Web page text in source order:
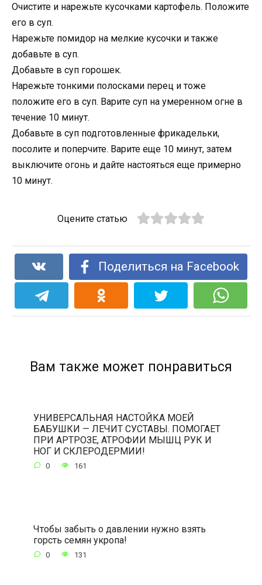
Очистите и нарежьте кусочками картофель. Положите
его в суп.
Нарежьте помидор на мелкие кусочки и также
добавьте в суп.
Добавьте в суп горошек.
Нарежьте тонкими полосками перец и тоже
положите его в суп. Варите суп на умеренном огне в
течение 10 минут.
Добавьте в суп подготовленные фрикадельки,
посолите и поперчите. Варите еще 10 минут, затем
выключите огонь и дайте настояться еще примерно
10 минут.
Оцените статью
Поделиться на Facebook
Вам также может понравиться
УНИВЕРСАЛЬНАЯ НАСТОЙКА МОЕЙ
БАБУШКИ — ЛЕЧИТ СУСТАВЫ. ПОМОГАЕТ
ПРИ АРТРОЗЕ, АТРОФИИ МЫШЦ РУК И
НОГ И СКЛЕРОДЕРМИИ!
0 161
Чтобы забыть о давлении нужно взять
горсть семян укропа!
0 131